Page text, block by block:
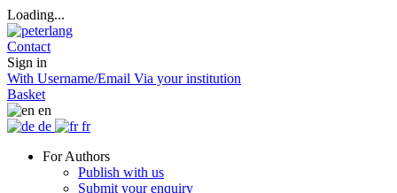
Loading...
Contact
Sign in
With Username/Email Via your institution
Basket
en
de
fr
For Authors
Publish with us
Submit your enquiry